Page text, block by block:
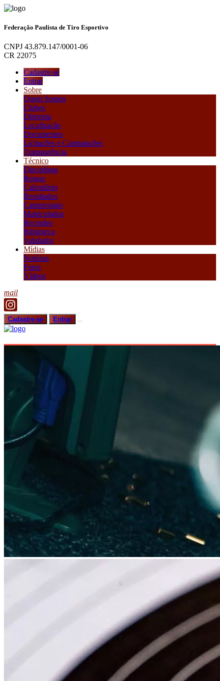
Federação Paulista de Tiro Esportivo
CNPJ 43.879.147/0001-06
CR 22075
Cadastre-se
Entrar
Sobre
Quem Somos
Clubes
Diretoria
Localização
Documentos
Licitações e Contratações
Transparência
Técnico
Disciplinas
Regras
Calendário
Resultados
Campeonato
Matriculados
Recordes
Biblioteca
Validador
Mídias
Notícias
Fotos
Vídeos
mail
Cadastre-se Entrar